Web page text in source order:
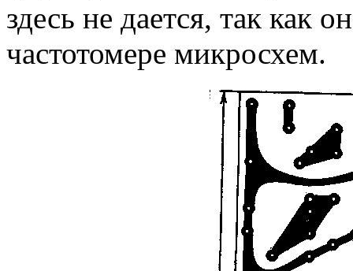
здесь не дается, так как
частотомере микросхем.